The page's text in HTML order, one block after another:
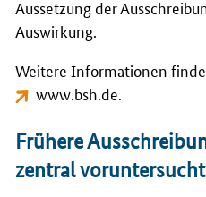
Aussetzung der
Auswirkung.
Weitere Informationen
www.bsh.de.
Frühere
zentral